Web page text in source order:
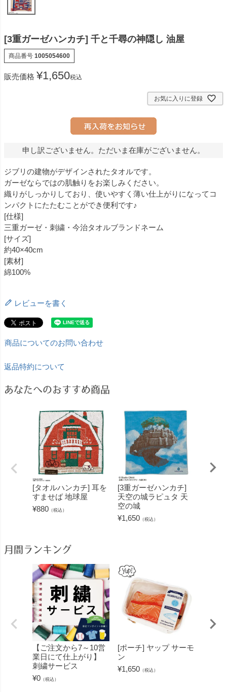
[3重ガーゼハンカチ] 千と千尋の神隠し 油屋
商品番号 1005054600
販売価格 ¥1,650税込
お気に入りに登録
申し訳ございません。ただいま在庫がございません。
ジブリの建物がデザインされたタオルです。
ガーゼならではの肌触りをお楽しみください。
織りがしっかりしており、使いやすく薄い仕上がりになってコ
ンパクトにたたむことができ便利です♪
[仕様]
三重ガーゼ・刺繍・今治タオルブランドネーム
[サイズ]
約40×40cm
[素材]
綿100%
レビューを書く
商品についてのお問い合わせ
返品特約について
あなたへのおすすめ商品
[タオルハンカチ] 耳を
すませば 地球屋
¥880 （税込）
[3重ガーゼハンカチ]
天空の城ラピュタ 天
空の城
¥1,650 （税込）
月間ランキング
【ご注文から7～10営
業日にて仕上がり】
刺繍サービス
¥0 （税込）
[ポーチ] ヤップ サーモ
ン
¥1,650 （税込）